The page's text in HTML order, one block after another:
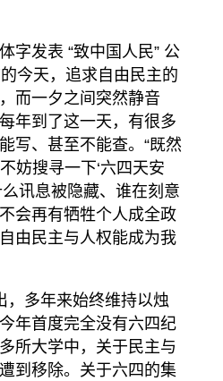
字发表 “致中国人民” 公
今天，追求自由民主的
而一夕之间突然静音
年到了这一天，有很多
写、甚至不能查。“既然
妨搜寻一下‘六四天安
讯息被隐藏、谁在刻意
会再有牺牲个人成全政
由民主与人权能成为我
，多年来始终维持以烛
年首度完全没有六四纪
所大学中，关于民主与
到移除。关于六四的集